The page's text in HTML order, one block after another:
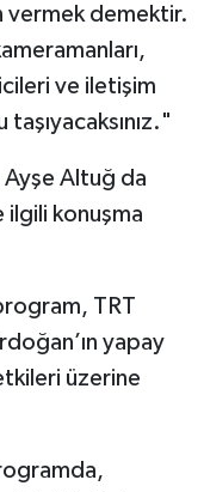
vermek demektir.
ve iletişim
Ayşe Altuğ da
ilgili konuşma
TRT
yapay
üzerine